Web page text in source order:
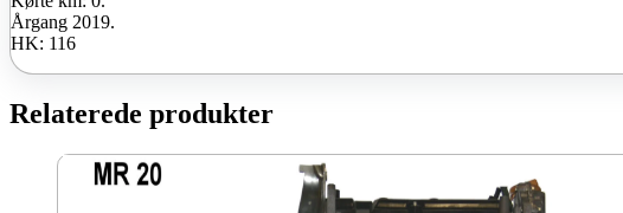
Årgang 2019.
HK: 116
Relaterede produkter